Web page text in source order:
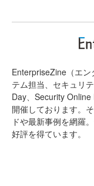
EnterpriseZine（エ
テム担当、セキュリ
Day、Security
開催しております。
ドや最新事例を網羅
好評を得ています。